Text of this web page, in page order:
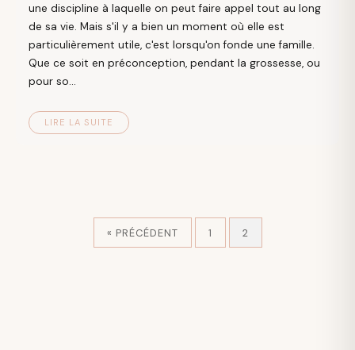
une discipline à laquelle on peut faire appel tout au long
de sa vie. Mais s'il y a bien un moment où elle est
particulièrement utile, c'est lorsqu'on fonde une famille.
Que ce soit en préconception, pendant la grossesse, ou
pour so...
LIRE LA SUITE
« PRÉCÉDENT 1 2